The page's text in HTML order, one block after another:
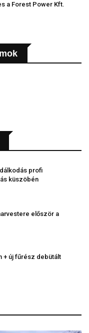
a Forest Power Kft.
profi
küszöbén
először a
+ új fűrész debütált